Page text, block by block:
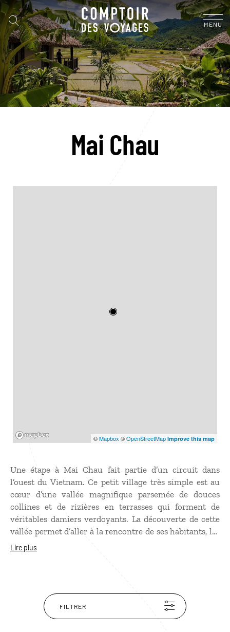
MENU
Mai Chau
©Mapbox ©OpenStreetMap Improve this map
Une étape à Mai Chau fait partie d’un circuit dans
l’ouest du Vietnam. Ce petit village très simple est au
cœur d’une vallée magnifique parsemée de douces
collines et de rizières en terrasses qui forment de
véritables damiers verdoyants. La découverte de cette
vallée permet d’aller à la rencontre de ses habitants, les
Thaïs blancs, qui ont conservé un mode de vie très
L’une des grandes spécialités des femmes est le tissage
traditionnel Tai Don.
Lire plus
FILTRER